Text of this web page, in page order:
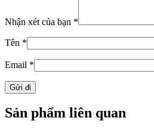
Nhận xét của bạn *
Tên *
Email *
Sản phẩm liên quan